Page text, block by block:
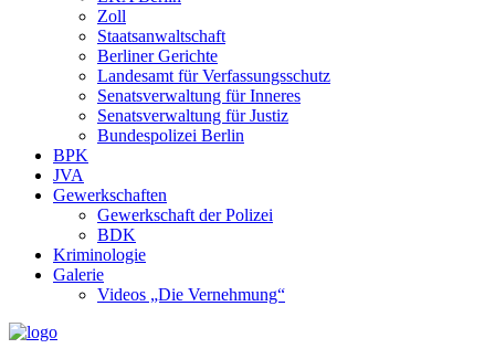
Zoll
Staatsanwaltschaft
Berliner Gerichte
Landesamt für Verfassungsschutz
Senatsverwaltung für Inneres
Senatsverwaltung für Justiz
Bundespolizei Berlin
BPK
JVA
Gewerkschaften
Gewerkschaft der Polizei
BDK
Kriminologie
Galerie
Videos „Die Vernehmung“